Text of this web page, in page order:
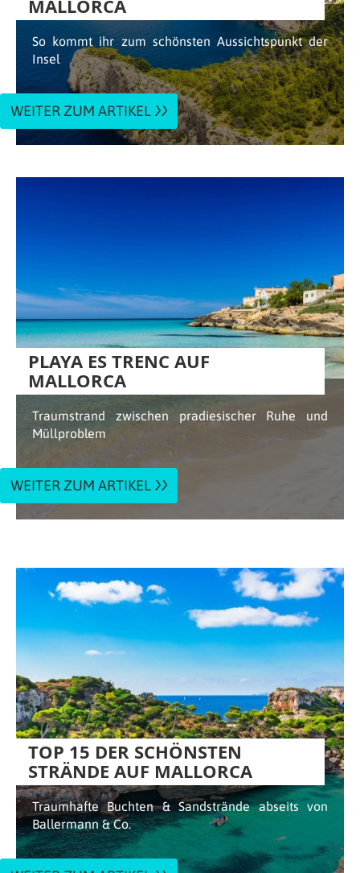
MALLORCA
So kommt ihr zum schönsten Aussichtspunkt der
Insel
WEITER ZUM ARTIKEL
PLAYA ES TRENC AUF
MALLORCA
Traumstrand zwischen pradiesischer Ruhe und
Müllproblem
WEITER ZUM ARTIKEL
TOP 15 DER SCHÖNSTEN
STRÄNDE AUF MALLORCA
Traumhafte Buchten & Sandstrände abseits von
Ballermann & Co.